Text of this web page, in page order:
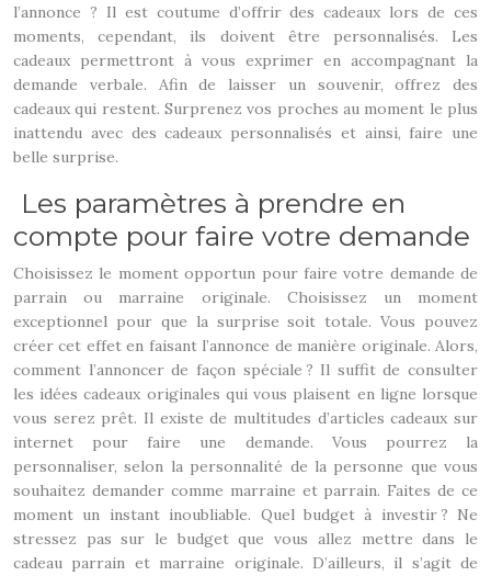
l’annonce ? Il est coutume d’offrir des cadeaux lors de ces
moments, cependant, ils doivent être personnalisés. Les
cadeaux permettront à vous exprimer en accompagnant la
demande verbale. Afin de laisser un souvenir, offrez des
cadeaux qui restent. Surprenez vos proches au moment le plus
inattendu avec des cadeaux personnalisés et ainsi, faire une
belle surprise.
Les paramètres à prendre en
compte pour faire votre demande
Choisissez le moment opportun pour faire votre demande de
parrain ou marraine originale. Choisissez un moment
exceptionnel pour que la surprise soit totale. Vous pouvez
créer cet effet en faisant l’annonce de manière originale. Alors,
comment l’annoncer de façon spéciale ? Il suffit de consulter
les idées cadeaux originales qui vous plaisent en ligne lorsque
vous serez prêt. Il existe de multitudes d’articles cadeaux sur
internet pour faire une demande. Vous pourrez la
personnaliser, selon la personnalité de la personne que vous
souhaitez demander comme marraine et parrain. Faites de ce
moment un instant inoubliable. Quel budget à investir ? Ne
stressez pas sur le budget que vous allez mettre dans le
cadeau parrain et marraine originale. D’ailleurs, il s’agit de